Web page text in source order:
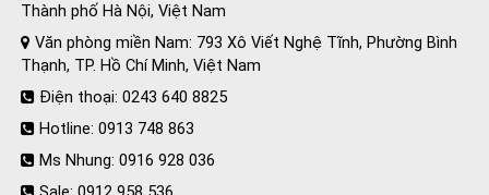
Thành phố Hà Nội, Việt Nam
Văn phòng miền Nam: 793 Xô Viết Nghệ Tĩnh, Phường Bình
Thạnh, TP. Hồ Chí Minh, Việt Nam
Điện thoại: 0243 640 8825
Hotline: 0913 748 863
Ms Nhung: 0916 928 036